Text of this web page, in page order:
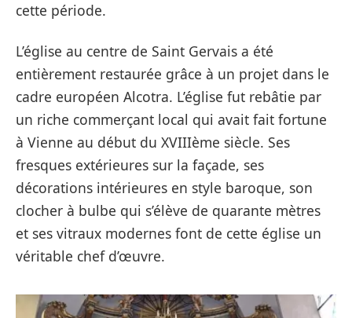
cette période.
L’église au centre de Saint Gervais a été
entièrement restaurée grâce à un projet dans le
cadre européen Alcotra. L’église fut rebâtie par
un riche commerçant local qui avait fait fortune
à Vienne au début du XVIIIème siècle. Ses
fresques extérieures sur la façade, ses
décorations intérieures en style baroque, son
clocher à bulbe qui s’élève de quarante mètres
et ses vitraux modernes font de cette église un
véritable chef d’œuvre.